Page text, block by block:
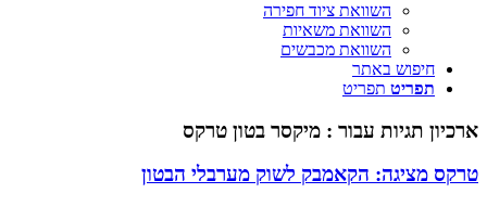
השוואת ציוד חפירה
השוואת משאיות
השוואת מכבשים
חיפוש באתר
תפריט תפריט
ארכיון תגיות עבור : מיקסר בטון טרקס
טרקס מציגה: הקאמבק לשוק מערבלי הבטון